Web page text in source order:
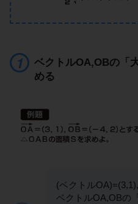
ベクトルOA,OBの「
める
(ベクトル
ベクトルOA,OBの